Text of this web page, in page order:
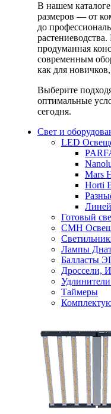
В нашем
размеров — от
до
продуманная
современным
как для
Выберите
оптимальные
сегодня.
Свет и
LED
Mars
Horti
Готовый
CMH
Лампы
Балласты
Дроссели,
Таймеры